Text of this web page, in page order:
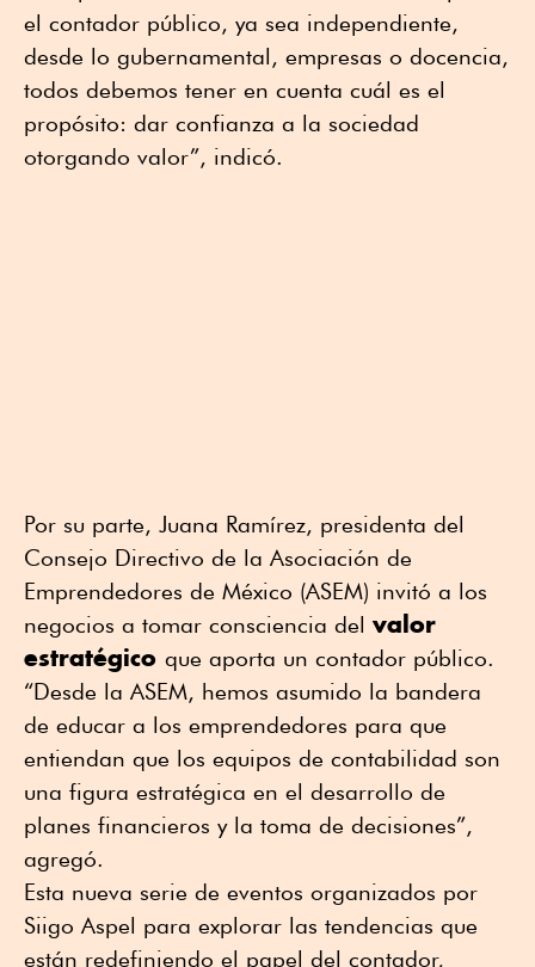
el contador público, ya sea independiente,
desde lo gubernamental, empresas o docencia,
todos debemos tener en cuenta cuál es el
propósito: dar confianza a la sociedad
otorgando valor”, indicó.
Por su parte, Juana Ramírez, presidenta del
Consejo Directivo de la Asociación de
Emprendedores de México (ASEM) invitó a los
negocios a tomar consciencia del valor
estratégico que aporta un contador público.
“Desde la ASEM, hemos asumido la bandera
de educar a los emprendedores para que
entiendan que los equipos de contabilidad son
una figura estratégica en el desarrollo de
planes financieros y la toma de decisiones”,
agregó.
Esta nueva serie de eventos organizados por
Siigo Aspel para explorar las tendencias que
están redefiniendo el papel del contador,